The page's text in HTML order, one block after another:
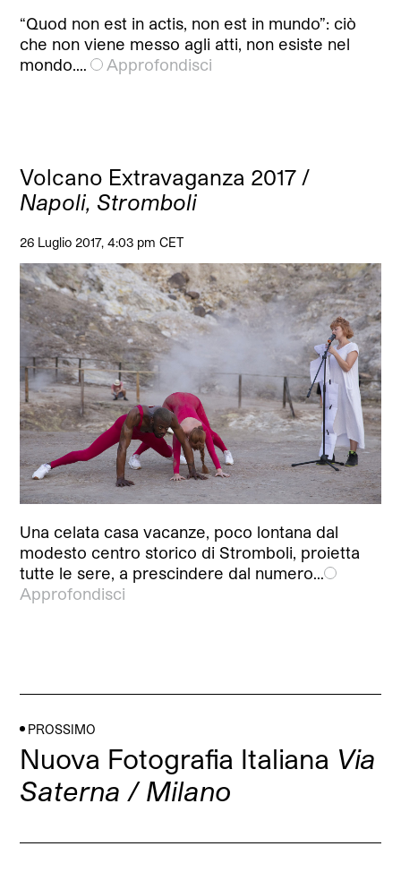
“Quod non est in actis, non est in mundo”: ciò
che non viene messo agli atti, non esiste nel
mondo.…
Approfondisci
Volcano Extravaganza 2017 /
Napoli, Stromboli
26 Luglio 2017, 4:03 pm CET
Una celata casa vacanze, poco lontana dal
modesto centro storico di Stromboli, proietta
tutte le sere, a prescindere dal numero…
Approfondisci
PROSSIMO
Nuova Fotografia Italiana Via
Saterna / Milano